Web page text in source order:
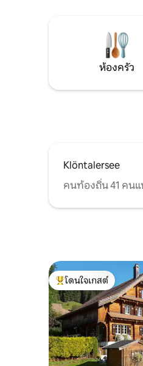
ถนน Kirchweg-Zeile
ประวัติศาสตร์ใน
สวยงาม – การท่องเที่ย
ห้องครัว
Klöntalersee
คนท้องถิ่น 41 คนแ
โดนใจเกสต์ที่สุด
โดนใจเกสต์